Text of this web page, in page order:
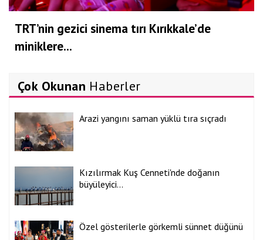
TRT’nin gezici sinema tırı Kırıkkale’de
miniklere...
Çok Okunan Haberler
Arazi yangını saman yüklü tıra sıçradı
Kızılırmak Kuş Cenneti'nde doğanın
büyüleyici...
Özel gösterilerle görkemli sünnet düğünü